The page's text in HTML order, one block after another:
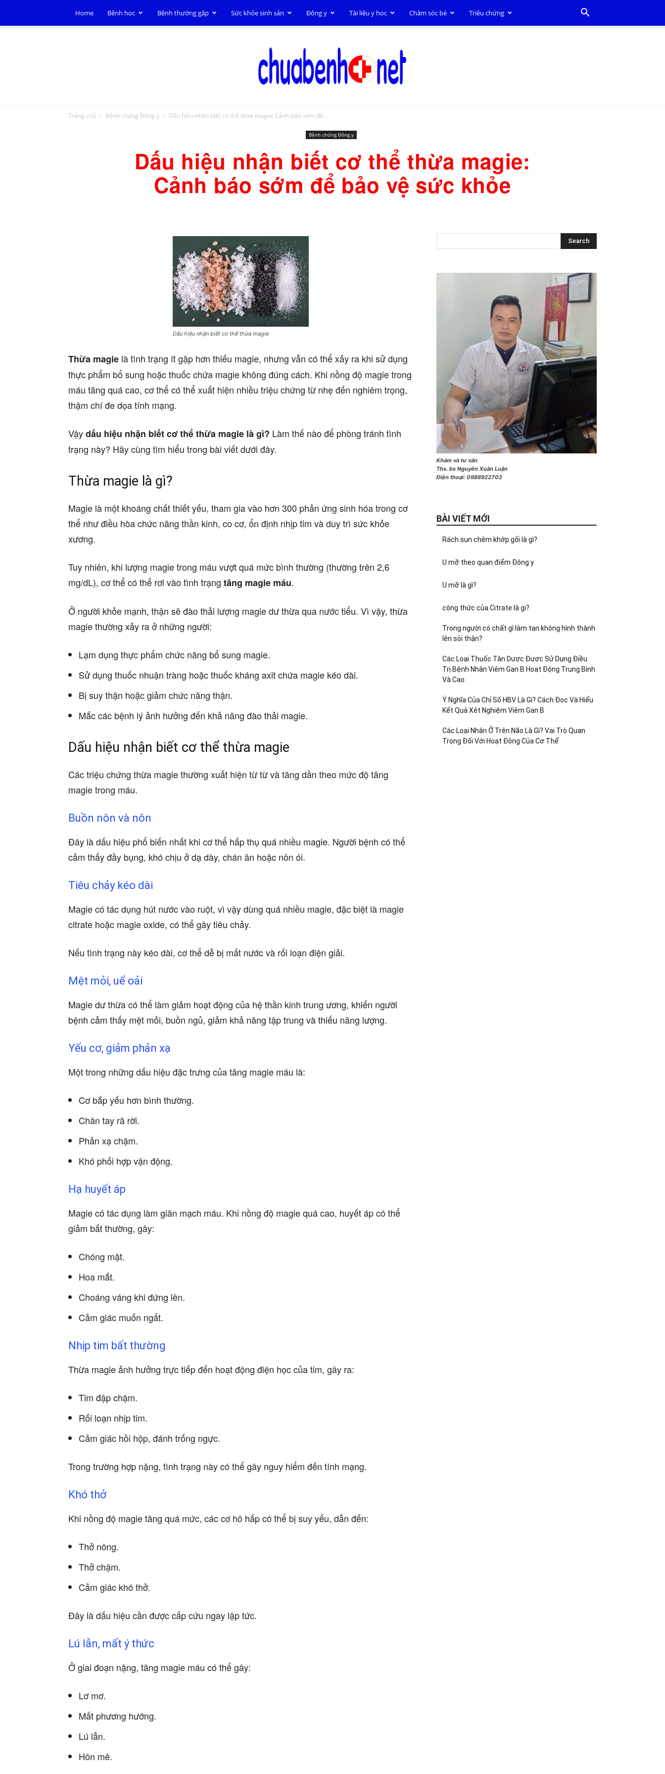
Home Bệnh học Bệnh thường gặp Sức khỏe sinh sản Đông y Tài liệu y học Chăm sóc bé Triệu chứng
Trang chủ Bệnh chứng Đông y Dấu hiệu nhận biết cơ thể thừa magie: Cảnh báo sớm để...
Bệnh chứng Đông y
Dấu hiệu nhận biết cơ thể thừa magie:
Cảnh báo sớm để bảo vệ sức khỏe
Dấu hiệu nhận biết cơ thể thừa magie
Thừa magie là tình trạng ít gặp hơn thiếu magie, nhưng vẫn có thể xảy ra khi sử dụng
thực phẩm bổ sung hoặc thuốc chứa magie không đúng cách. Khi nồng độ magie trong
máu tăng quá cao, cơ thể có thể xuất hiện nhiều triệu chứng từ nhẹ đến nghiêm trọng,
thậm chí đe dọa tính mạng.
Vậydấu hiệu nhận biết cơ thể thừa magie là gì? Làm thế nào để phòng tránh tình
trạng này? Hãy cùng tìm hiểu trong bài viết dưới đây.
Thừa magie là gì?
Magie là một khoáng chất thiết yếu, tham gia vào hơn 300 phản ứng sinh hóa trong cơ
thể như điều hòa chức năng thần kinh, co cơ, ổn định nhịp tim và duy trì sức khỏe
xương.
Tuy nhiên, khi lượng magie trong máu vượt quá mức bình thường (thường trên 2,6
mg/dL), cơ thể có thể rơi vào tình trạng tăng magie máu.
Ở người khỏe mạnh, thận sẽ đào thải lượng magie dư thừa qua nước tiểu. Vì vậy, thừa
magie thường xảy ra ở những người:
Lạm dụng thực phẩm chức năng bổ sung magie.
Sử dụng thuốc nhuận tràng hoặc thuốc kháng axit chứa magie kéo dài.
Bị suy thận hoặc giảm chức năng thận.
Mắc các bệnh lý ảnh hưởng đến khả năng đào thải magie.
Dấu hiệu nhận biết cơ thể thừa magie
Các triệu chứng thừa magie thường xuất hiện từ từ và tăng dần theo mức độ tăng
magie trong máu.
Buồn nôn và nôn
Đây là dấu hiệu phổ biến nhất khi cơ thể hấp thụ quá nhiều magie. Người bệnh có thể
cảm thấy đầy bụng, khó chịu ở dạ dày, chán ăn hoặc nôn ói.
Tiêu chảy kéo dài
Magie có tác dụng hút nước vào ruột, vì vậy dùng quá nhiều magie, đặc biệt là magie
citrate hoặc magie oxide, có thể gây tiêu chảy.
Nếu tình trạng này kéo dài, cơ thể dễ bị mất nước và rối loạn điện giải.
Mệt mỏi, uể oải
Magie dư thừa có thể làm giảm hoạt động của hệ thần kinh trung ương, khiến người
bệnh cảm thấy mệt mỏi, buồn ngủ, giảm khả năng tập trung và thiếu năng lượng.
Yếu cơ, giảm phản xạ
Một trong những dấu hiệu đặc trưng của tăng magie máu là:
Cơ bắp yếu hơn bình thường.
Chân tay rã rời.
Phản xạ chậm.
Khó phối hợp vận động.
Hạ huyết áp
Magie có tác dụng làm giãn mạch máu. Khi nồng độ magie quá cao, huyết áp có thể
giảm bất thường, gây:
Chóng mặt.
Hoa mắt.
Choáng váng khi đứng lên.
Cảm giác muốn ngất.
Nhịp tim bất thường
Thừa magie ảnh hưởng trực tiếp đến hoạt động điện học của tim, gây ra:
Tim đập chậm.
Rối loạn nhịp tim.
Cảm giác hồi hộp, đánh trống ngực.
Trong trường hợp nặng, tình trạng này có thể gây nguy hiểm đến tính mạng.
Khó thở
Khi nồng độ magie tăng quá mức, các cơ hô hấp có thể bị suy yếu, dẫn đến:
Thở nông.
Thở chậm.
Cảm giác khó thở.
Đây là dấu hiệu cần được cấp cứu ngay lập tức.
Lú lẫn, mất ý thức
Ở giai đoạn nặng, tăng magie máu có thể gây:
Lơ mơ.
Mất phương hướng.
Lú lẫn.
Hôn mê.
Khám và tư vấn:
Ths. bs Nguyễn Xuân Luận
Điện thoại: 0988922702
BÀI VIẾT MỚI
Rách sụn chêm khớp gối là gì?
U mỡ theo quan điểm Đông y
U mỡ là gì?
công thức của Citrate là gi?
Trong người có chất gì làm tan không hình thành
lên sỏi thận?
Các Loại Thuốc Tân Dược Được Sử Dụng Điều
Trị Bệnh Nhân Viêm Gan B Hoạt Động Trung Bình
Và Cao
Ý Nghĩa Của Chỉ Số HBV Là Gì? Cách Đọc Và Hiểu
Kết Quả Xét Nghiệm Viêm Gan B
Các Loại Nhân Ở Trên Não Là Gì? Vai Trò Quan
Trọng Đối Với Hoạt Động Của Cơ Thể